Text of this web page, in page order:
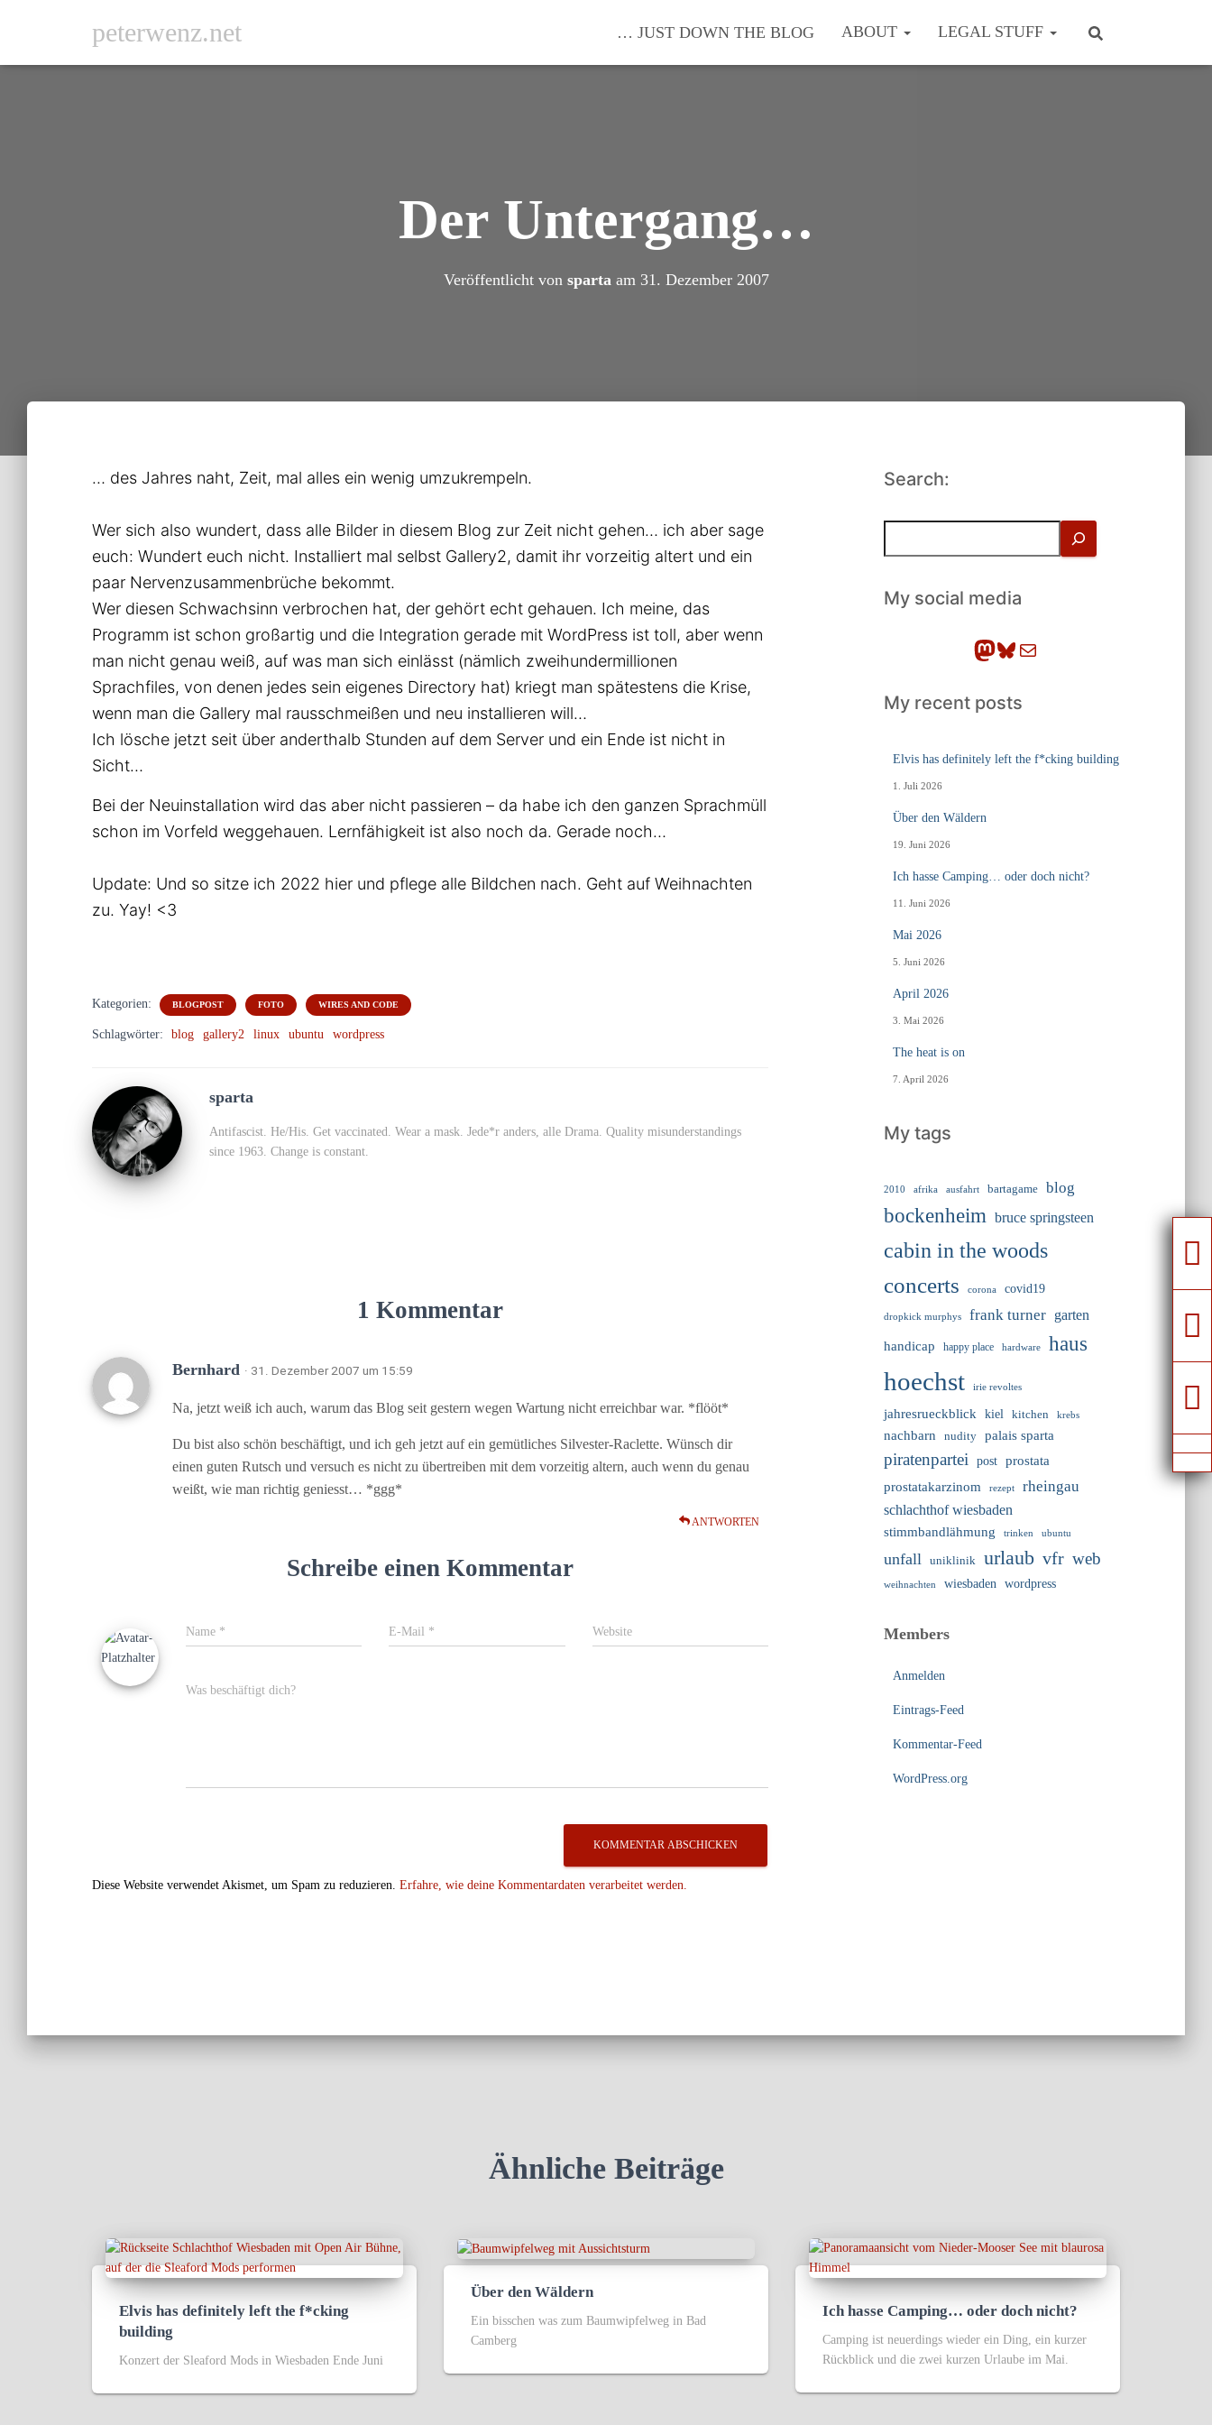
peterwenz.net … JUST DOWN THE BLOG ABOUT LEGAL STUFF
Der Untergang…
Veröffentlicht von spartaam 31. Dezember 2007
… des Jahres naht, Zeit, mal alles ein wenig umzukrempeln.
Wer sich also wundert, dass alle Bilder in diesem Blog zur Zeit nicht gehen… ich aber sage
euch: Wundert euch nicht. Installiert mal selbst Gallery2, damit ihr vorzeitig altert und ein
paar Nervenzusammenbrüche bekommt.
Wer diesen Schwachsinn verbrochen hat, der gehört echt gehauen. Ich meine, das
Programm ist schon großartig und die Integration gerade mit WordPress ist toll, aber wenn
man nicht genau weiß, auf was man sich einlässt (nämlich zweihundermillionen
Sprachfiles, von denen jedes sein eigenes Directory hat) kriegt man spätestens die Krise,
wenn man die Gallery mal rausschmeißen und neu installieren will…
Ich lösche jetzt seit über anderthalb Stunden auf dem Server und ein Ende ist nicht in
Sicht…
Bei der Neuinstallation wird das aber nicht passieren – da habe ich den ganzen Sprachmüll
schon im Vorfeld weggehauen. Lernfähigkeit ist also noch da. Gerade noch…
Update: Und so sitze ich 2022 hier und pflege alle Bildchen nach. Geht auf Weihnachten
zu. Yay! <3
Kategorien: BLOGPOST FOTO WIRES AND CODE
Schlagwörter: blog gallery2 linux ubuntu wordpress
sparta
Antifascist. He/His. Get vaccinated. Wear a mask. Jede*r anders, alle Drama. Quality misunderstandings
since 1963. Change is constant.
1 Kommentar
Bernhard · 31. Dezember 2007 um 15:59
Na, jetzt weiß ich auch, warum das Blog seit gestern wegen Wartung nicht erreichbar war. *flööt*
Du bist also schön beschäftigt, und ich geh jetzt auf ein gemütliches Silvester-Raclette. Wünsch dir
einen guten Rutsch und versuch es nicht zu übertreiben mit dem vorzeitig altern, auch wenn du genau
weißt, wie man richtig geniesst… *ggg*
ANTWORTEN
Schreibe einen Kommentar
Name * E-Mail * Website
Was beschäftigt dich?
Diese Website verwendet Akismet, um Spam zu reduzieren. Erfahre, wie deine Kommentardaten verarbeitet werden.
Search:
h
eMy social media
Mastodon Bluesky E-Mail
My recent posts
Elvis has definitely left the f*cking building
1. Juli 2026
Über den Wäldern
19. Juni 2026
Ich hasse Camping… oder doch nicht?
11. Juni 2026
Mai 2026
5. Juni 2026
April 2026
3. Mai 2026
The heat is on
7. April 2026
My tags
2010 afrika ausfahrt bartagame blog
bockenheim bruce springsteen
cabin in the woods
concerts
corona covid19
dropkick murphys frank turner
garten
handicap
happy place hardware haus
hoechst irie revoltes
jahresrueckblick kiel kitchen krebs
nachbarn nudity palais sparta
piratenpartei post
prostata
prostatakarzinom
rezept rheingau
schlachthof wiesbaden
stimmbandlähmung trinken ubuntu
unfall uniklinik urlaub vfr web
weihnachten wiesbaden wordpress
Members
Anmelden
Eintrags-Feed
Kommentar-Feed
WordPress.org
Ähnliche Beiträge
Elvis has definitely left the f*cking
building
Konzert der Sleaford Mods in Wiesbaden Ende Juni
Über den Wäldern
Ein bisschen was zum Baumwipfelweg in Bad
Camberg
Ich hasse Camping… oder doch nicht?
Camping ist neuerdings wieder ein Ding, ein kurzer
Rückblick und die zwei kurzen Urlaube im Mai.